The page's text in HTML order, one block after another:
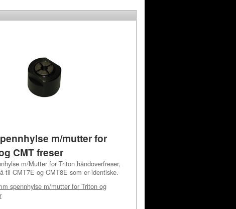
m/mutter for
CMT freser
m/Mutter for Triton håndoverfreser,
til CMT7E og CMT8E som er identiske.
spennhylse m/mutter for Triton og